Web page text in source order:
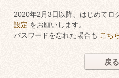
2020年2月3日以降、はじめてロ
設定 をお願いします。
パスワードを忘れた場合も こち
戻る